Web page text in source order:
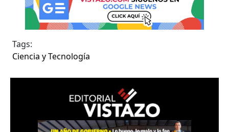
Tags:
Ciencia y Tecnología